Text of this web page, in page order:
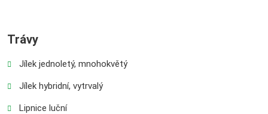
Trávy
Jílek jednoletý, mnohokvětý
Jílek hybridní, vytrvalý
Lipnice luční